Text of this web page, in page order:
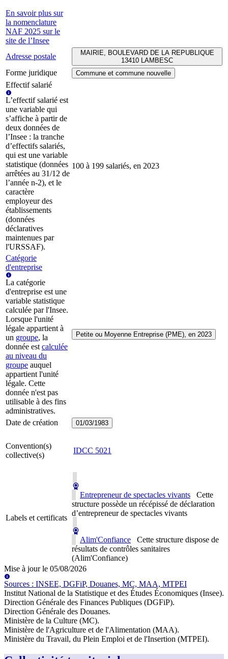
En savoir plus sur
la nomenclature
NAF 2025 sur le
site de l’Insee
Adresse postale
MAIRIE, BOULEVARD DE LA REPUBLIQUE
13410 LAMBESC
Forme juridique Commune et commune nouvelle
Effectif salarié
L’effectif salarié est
une variable qui
s’affiche à partir de
deux données de
l’Insee : la tranche
d’effectifs salariés,
qui est une variable
statistique (données
arrêtées au 31/12 de
l’année n-2), et le
caractère
employeur des
établissements
(données
déclaratives
maintenues par
l'URSSAF).
100 à 199 salariés, en 2023
Catégorie
d'entreprise
La catégorie
d'entreprise est une
variable statistique
calculée par l'Insee.
Lorsque l'unité
légale appartient à
un groupe, la
donnée est calculée
au niveau du
groupe auquel
appartient l'unité
légale. Cette
donnée n'est pas
utilisable à des fins
administratives.
Petite ou Moyenne Entreprise (PME), en 2023
Date de création 01/03/1983
Convention(s)
collective(s)
IDCC 5021
Labels et certificats
Entrepreneur de spectacles vivants
Cette
structure possède un récépissé de déclaration
d’entrepreneur de spectacles vivants
Alim'Confiance
Cette structure dispose de
résultats de contrôles sanitaires
(Alim'Confiance)
Mise à jour le 05/08/2026
Sources : INSEE, DGFiP, Douanes, MC, MAA, MTPEI
Institut National de la Statistique et des Études Économiques (Insee).
Direction Générale des Finances Publiques (DGFiP).
Direction Générale des Douanes.
Ministère de la Culture (MC).
Ministère de l'Agriculture et de l'Alimentation (MAA).
Ministère du Travail, du Plein Emploi et de l'Insertion (MTPEI).